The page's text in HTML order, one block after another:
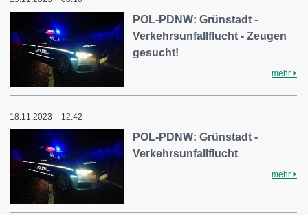
POL-PDNW: Grünstadt -
Verkehrsunfallflucht - Zeugen
gesucht!
mehr
18.11.2023 – 12:42
POL-PDNW: Grünstadt -
Verkehrsunfallflucht
mehr